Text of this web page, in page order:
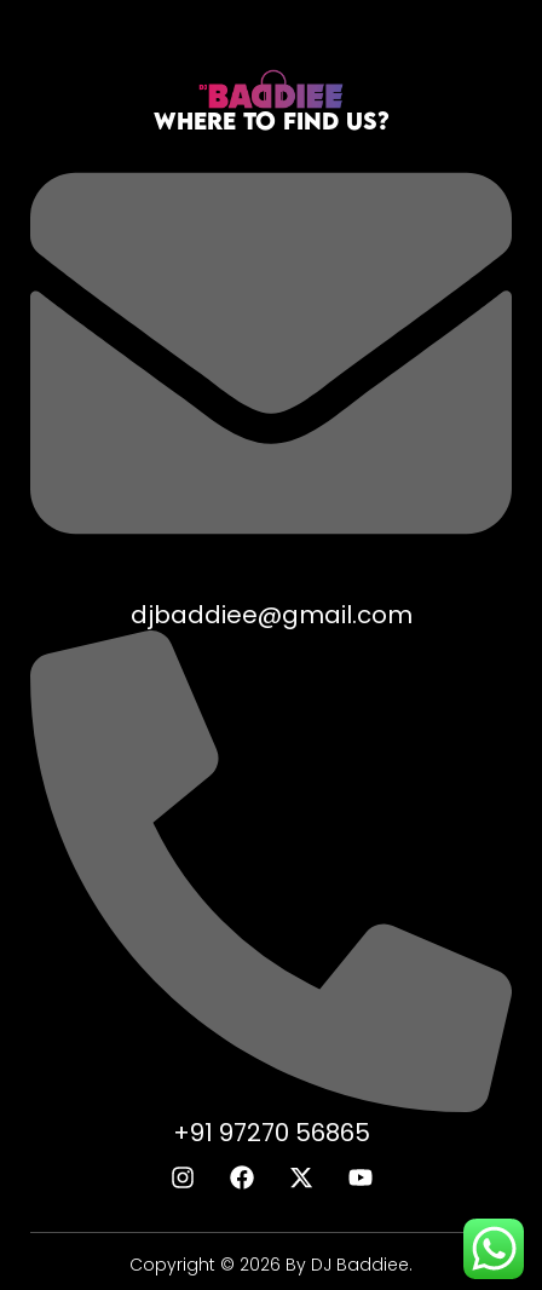
WHERE TO FIND US?
djbaddiee@gmail.com
+91 97270 56865
Copyright © 2026 By DJ Baddiee.